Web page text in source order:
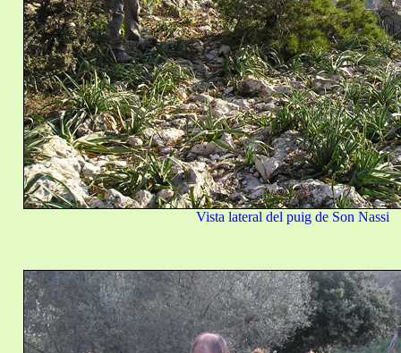
Vista lateral del puig de Son Nassi